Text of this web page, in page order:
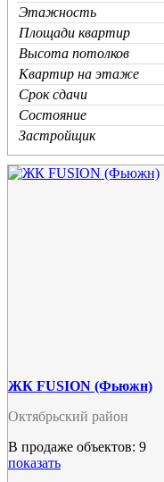
Этажность
Площади квартир
Высота потолков
Квартир на этаже
Срок сдачи
Состояние
Застройщик
ЖК FUSION (Фьюжн)
Октябрьский район
В продаже объектов: 9
показать